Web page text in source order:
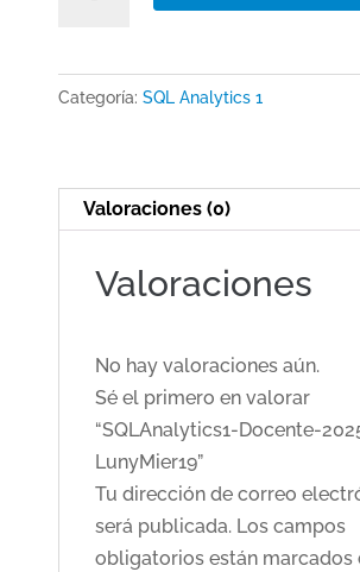
LunyMier19
cantidad
Categoría: SQL Analytics 1
Valoraciones (0)
Valoraciones
No hay valoraciones aún.
Sé el primero en valorar
“SQLAnalytics1-Docente-
LunyMier19”
Tu dirección de correo
será publicada. Los campos
obligatorios están marcados